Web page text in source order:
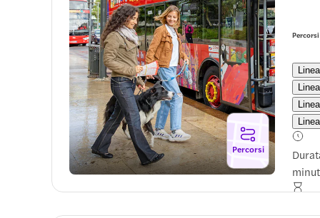
Percorsi
Percorsi